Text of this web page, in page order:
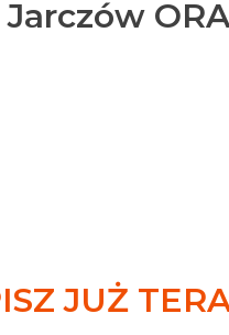
JUŻ